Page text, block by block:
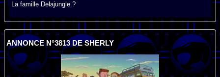
La famille Delajungle ?
ANNONCE N°3813 DE SHERLY